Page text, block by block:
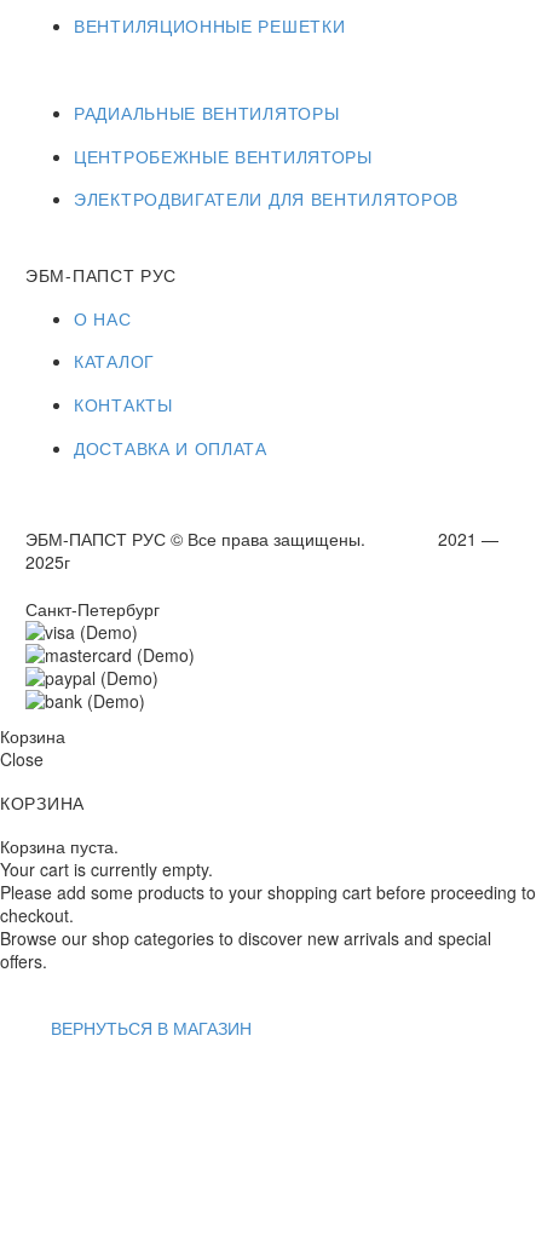
ВЕНТИЛЯЦИОННЫЕ РЕШЕТКИ
РАДИАЛЬНЫЕ ВЕНТИЛЯТОРЫ
ЦЕНТРОБЕЖНЫЕ ВЕНТИЛЯТОРЫ
ЭЛЕКТРОДВИГАТЕЛИ ДЛЯ ВЕНТИЛЯТОРОВ
ЭБМ-ПАПСТ РУС
О НАС
КАТАЛОГ
КОНТАКТЫ
ДОСТАВКА И ОПЛАТА
ЭБМ-ПАПСТ РУС © Все права защищены. 2021 —
2025г
Санкт-Петербург
Корзина
Close
КОРЗИНА
Корзина пуста.
Your cart is currently empty.
Please add some products to your shopping cart before proceeding to
checkout.
Browse our shop categories to discover new arrivals and special
offers.
ВЕРНУТЬСЯ В МАГАЗИН